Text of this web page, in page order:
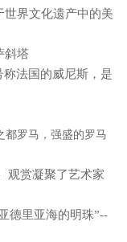
界文化遗产中的美
塔
法国的威尼斯，是
都罗马，强盛的罗马
观赏凝聚了艺术家
德里亚海的明珠”--